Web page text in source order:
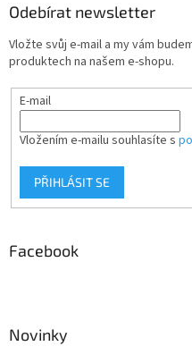
Odebírat newsletter
Vložte svůj e-mail a my vám
produktech na našem e-shopu.
E-mail
Vložením e-mailu souhlasíte s
PŘIHLÁSIT SE
Facebook
Novinky